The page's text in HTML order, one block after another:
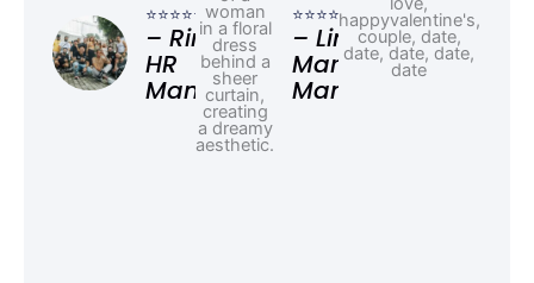
⭐⭐⭐⭐⭐
– Rina,
HR
Manager
⭐⭐⭐⭐⭐
– Linda,
Marketing
Manager